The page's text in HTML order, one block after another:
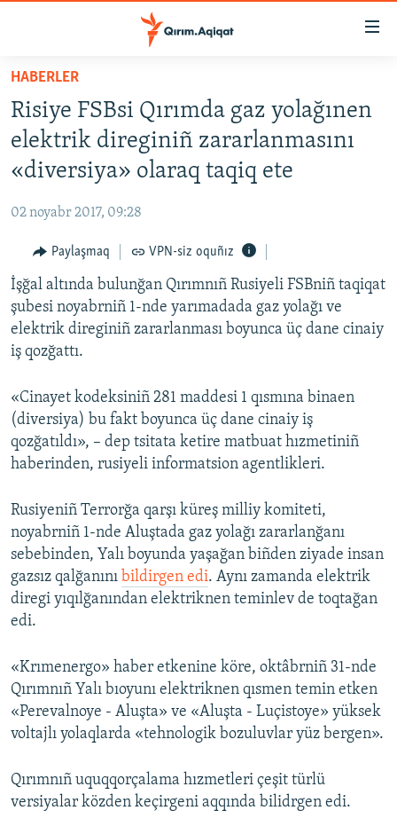
Esas
qaytmaq
Baş
navigatsiyağa
qaytmaq
Qıdıruvğa
qaytmaq
SİYASET
İQTİSADİYAT
MEDENİYET
İNSAN AQLARI
VİDEO
SÜRET
BLOGLAR
Русский
Українською
QOŞULIÑIZ!
RFE/RS bütün saytları
HABERLER
Risiye FSBsi Qırımda gaz yolağınen
elektrik direginiñ zararlanmasını
«diversiya» olaraq taqiq ete
02 noyabr 2017, 09:28
Paylaşmaq VPN-siz oquñız
İşğal altında bulunğan Qırımnıñ Rusiyeli FSBniñ taqiqat
şubesi noyabrniñ 1-nde yarımadada gaz yolağı ve
elektrik direginiñ zararlanması boyunca üç dane cinaiy
iş qozğattı.
«Cinayet kodeksiniñ 281 maddesi 1 qısmına binaen
(diversiya) bu fakt boyunca üç dane cinaiy iş
qozğatıldı», – dep tsitata ketire matbuat hızmetiniñ
haberinden, rusiyeli informatsion agentlikleri.
Rusiyeniñ Terrorğa qarşı küreş milliy komiteti,
noyabrniñ 1-nde Aluştada gaz yolağı zararlanğanı
sebebinden, Yalı boyunda yaşağan biñden ziyade insan
gazsız qalğanını bildirgen edi. Aynı zamanda elektrik
diregi yıqılğanından elektriknen teminlev de toqtağan
edi.
«Krımenergo» haber etkenine köre, oktâbrniñ 31-nde
Qırımnıñ Yalı bıoyunı elektriknen qısmen temin etken
«Perevalnoye - Aluşta» ve «Aluşta - Luçistoye» yüksek
voltajlı yolaqlarda «tehnologik bozuluvlar yüz bergen».
Qırımnıñ uquqqorçalama hızmetleri çeşit türlü
versiyalar közden keçirgeni aqqında bilidrgen edi.